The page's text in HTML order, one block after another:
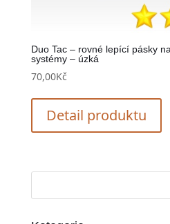
Duo Tac – rovné lepící pásky
systémy – úzká
70,00Kč
Detail produktu